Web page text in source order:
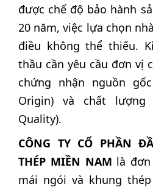
được chế độ bảo hành
20 năm, việc lựa chọn
điều không thể thiếu.
thầu cần yêu cầu đơn vị
chứng nhận nguồn
Origin) và chất lượng
Quality).
CÔNG TY CỔ PHẦN
THÉP MIỀN NAM là
mái ngói và khung